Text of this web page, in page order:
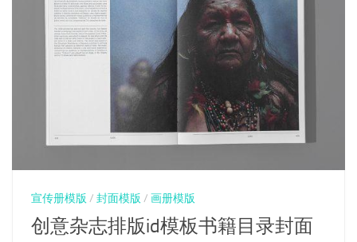
宣传册模版 / 封面模版 / 画册模版
创意杂志排版id模板书籍目录封面